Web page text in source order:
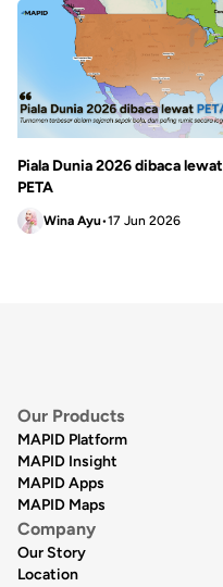
Piala Dunia 2026 dibaca lewat
PETA
Wina Ayu•17 Jun 2026
Our Products
MAPID Platform
MAPID Insight
MAPID Apps
MAPID Maps
Company
Our Story
Location